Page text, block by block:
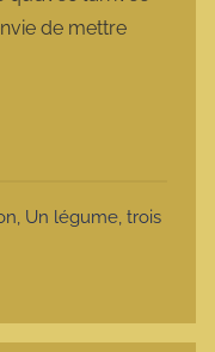
de mettre
, Un légume, trois